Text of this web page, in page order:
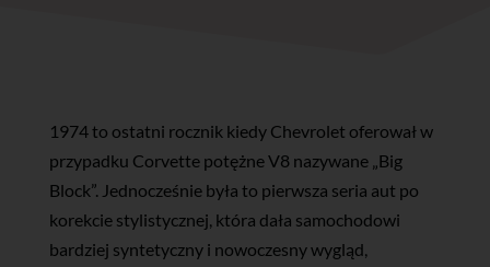
1974 to ostatni rocznik kiedy Chevrolet oferował w
przypadku Corvette potężne V8 nazywane „Big
Block”. Jednocześnie była to pierwsza seria aut po
korekcie stylistycznej, która dała samochodowi
bardziej syntetyczny i nowoczesny wygląd,